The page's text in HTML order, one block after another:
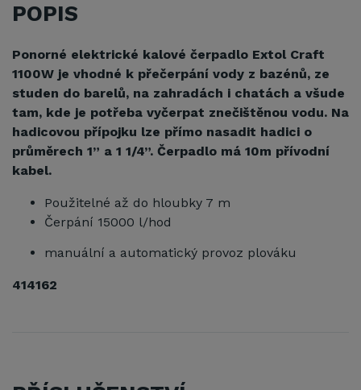
POPIS
Ponorné elektrické kalové čerpadlo Extol Craft
1100W je vhodné k přečerpání vody z bazénů, ze
studen do barelů, na zahradách i chatách a všude
tam, kde je potřeba vyčerpat znečištěnou vodu. Na
hadicovou přípojku lze přímo nasadit hadici o
průměrech 1” a 1 1/4”. Čerpadlo má 10m přívodní
kabel.
Použitelné až do hloubky 7 m
Čerpání 15000 l/hod
manuální a automatický provoz plováku
414162